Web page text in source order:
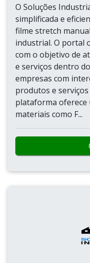
O Soluções
simplificada e
filme stretch
industrial. O portal
com o objetivo de
e serviços dentro
empresas com
produtos e
plataforma oferece
materiais como F...